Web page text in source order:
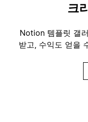
크
Notion 템플릿 갤
받고, 수익도 얻을